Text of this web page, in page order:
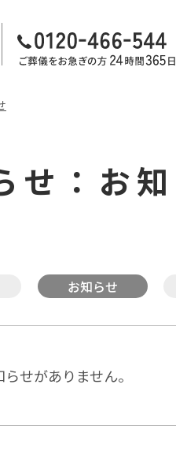
せ：お
お知らせ
せがありません。